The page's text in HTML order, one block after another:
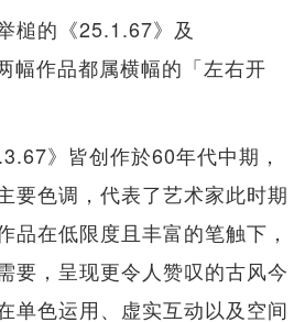
槌的《25.1.67》及
幅作品都属横幅的「左右开
》皆创作於60年代中期，
要色调，代表了艺术家此时期
品在低限度且丰富的笔触下，
要，呈现更令人赞叹的古风今
单色运用、虚实互动以及空间